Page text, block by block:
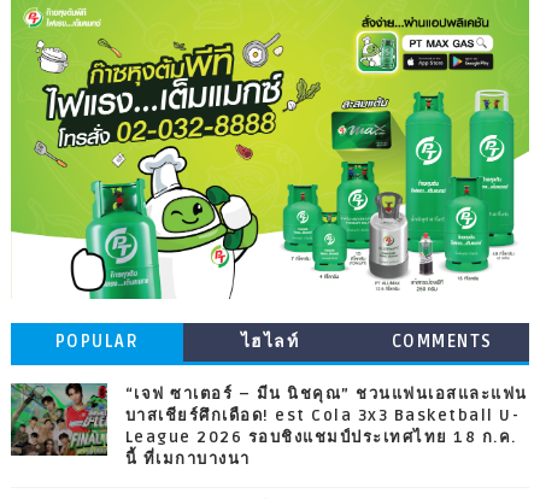
POPULAR ไฮไลท์ COMMENTS
“เจฟ ซาเตอร์ – มีน นิชคุณ” ชวนแฟนเอสและแฟน
บาสเชียร์ศึกเดือด! est Cola 3x3 Basketball U-
League 2026 รอบชิงแชมป์ประเทศไทย 18 ก.ค.
นี้ ที่เมกาบางนา